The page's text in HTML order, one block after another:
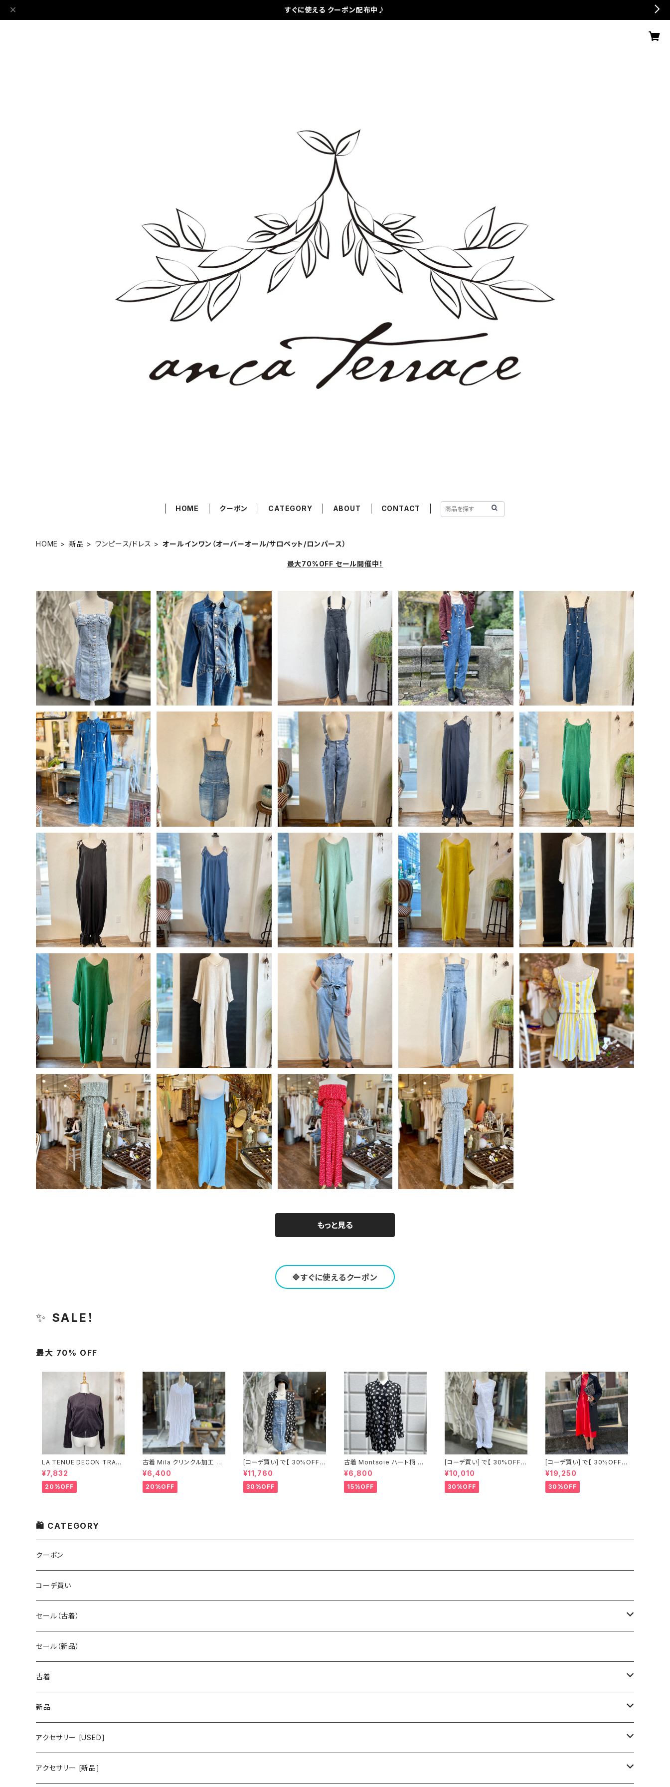
すぐに使える クーポン配布中♪
HOME クーポン CATEGORY ABOUT CONTACT
HOME 新品 ワンピース/ドレス オールインワン（オーバーオール/サロペット/ロンパース）
最大70%OFF セール開催中！
デニム サロペットワンピース
¥6,800
ストレッチデニムオールインワ
ン
¥9,180
15%OFF
ブラック デニム サロペット
¥7,480
15%OFF
[コーデ買い] で【 30%OFF! 】
3点 フランス製 ヒョウ柄ジャケ
ット＜レッド＞
¥16,380
30%OFF
SOLD OUT
ブラウンベルト サロペット
¥7,920
10%OFF
ベルト付きデニムオールインワ
ン
¥8,640
20%OFF
ショート丈 デニム サロペット
スカート
¥7,040
20%OFF
サイドポケット デニム テーパ
ードサロペット
¥6,240
20%OFF
SOLD OUT
イタリア製 麻100% リボン サ
ロペット＜ネイビー＞
¥10,880
15%OFF
SOLD OUT
イタリア製 麻100% リボン サ
ロペット＜グリーン＞
¥10,880
15%OFF
イタリア製 麻100% リボン サ
ロペット＜ブラック＞
¥10,880
15%OFF
イタリア製 麻素材 リボン サロ
ペット＜ブルー＞
¥10,880
15%OFF
イタリア製 麻100% 袖ロール
アップオールインワン＜ライト
グリーン＞
¥9,840
20%OFF
SOLD OUT
イタリア製 麻100% 袖ロール
アップオールインワン＜イエロ
ー＞
¥9,840
20%OFF
SOLD OUT
イタリア製 麻100% 袖ロール
アップオールインワン＜ホワイ
ト＞
¥9,840
20%OFF
SOLD OUT
イタリア製 麻100% 袖ロール
アップオールインワン＜グリー
ン＞
¥9,840
20%OFF
SOLD OUT
イタリア製 麻100% 袖ロール
アップオールインワン＜ライト
ベージュ＞
¥9,840
20%OFF
SOLD OUT
デニム 肩フリルオールインワ
ン
¥7,840
20%OFF
SOLD OUT
ポケットデニムサロペット
¥5,985
5%OFF
イタリア製 ショート丈ストライ
プオールインワン
¥6,630
15%OFF
SOLD OUT
イタリア製 オフショル花柄ロン
パース サロペット＜カーキ＞
¥6,240
20%OFF
SOLD OUT
イタリア製 麻混サロペット カ
ラー10色
¥7,480
15%OFF
SOLD OUT
イタリア製 オフショル花柄ロン
パース サロペット＜レッド＞
¥6,240
20%OFF
SOLD OUT
イタリア製 オフショル花柄ロン
パース サロペット＜ライトブ
ルー＞
¥6,240
20%OFF
SOLD OUT
もっと見る
🔷すぐに使えるクーポン
✨ SALE！
最大 70% OFF
LA TENUE DECON TRAC
TEE ブラウンジャケット
¥7,832
20%OFF
古着 Mila クリンクル加工 シ
ャツワンピース
¥6,400
20%OFF
[コーデ買い] で【 30%OFF!
】2点 ショート丈 デニム サロ
ペットスカート + 古着 Monts
oie ハート柄 シアーシャツ ブ
ラック
¥11,760
30%OFF
古着 Montsoie ハート柄 シ
アーシャツ ブラック
¥6,800
15%OFF
[コーデ買い] で【 30%OFF!
】2点 古着 Chloe ホワイト レ
ース ノースリーブ + ホワイト
デニム ストレッチ ストレート
パンツ
¥10,010
30%OFF
[コーデ買い] で【 30%OFF!
】2点 フランス古着 レッドライ
ン 切り替えワンピース + フラ
ンス古着 TERGAL ブラック
コート
¥19,250
30%OFF
🛍 CATEGORY
クーポン
コーデ買い
セール（古着）
古着 秋冬コレクション
古着 春夏コレクション
セール（新品）
古着
ワンピース/ドレス
ワンピース
ミニワンピース
トップス
シャツ・ブラウス
ボトムス
新品
ワンピース/ドレス
ワンピース
トップス
アクセサリー [USED]
ピアス
アクセサリー [新品]